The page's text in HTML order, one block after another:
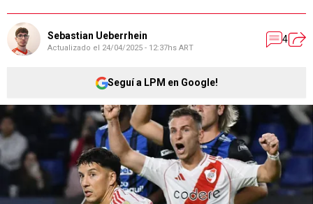
Sebastian Ueberrhein
Actualizado el 24/04/2025 - 12:37hs ART
4
Seguí a LPM en Google!